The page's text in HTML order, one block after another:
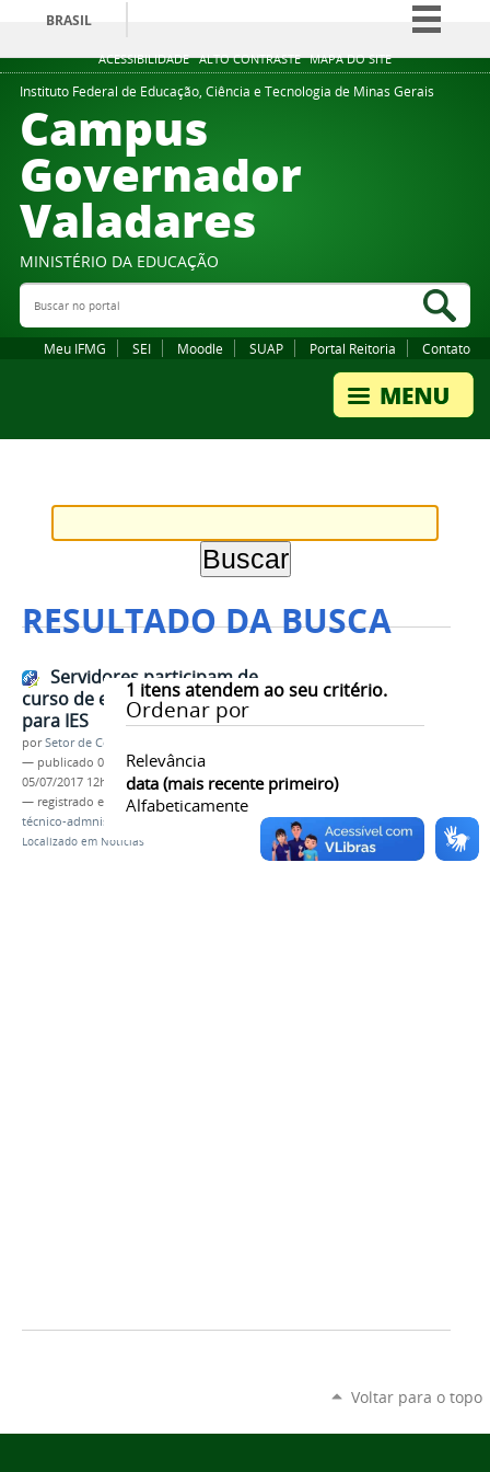
ACESSIBILIDADE ALTO CONTRASTE MAPA DO SITE
BRASIL
Simplifique!
Comunica BR
Instituto Federal de Educação, Ciência e Tecnologia de Minas Gerais
Campus
Governador
Valadares
MINISTÉRIO DA EDUCAÇÃO
Buscar no portal
Meu IFMG SEI Moodle SUAP Portal Reitoria Contato
RESULTADO DA BUSCA
1 itens atendem ao seu critério.
Ordenar por
Relevância
data (mais recente primeiro)
Alfabeticamente
Servidores participam de
curso de empreendedorismo
para IES
porSetor de Comunicação
— publicado 05/07/2017—última modificação
05/07/2017 12h59
— registrado em:
capacitação,IES,docentes
técnico-admnistrativo
Localizado em Notícias
Voltar para o topo